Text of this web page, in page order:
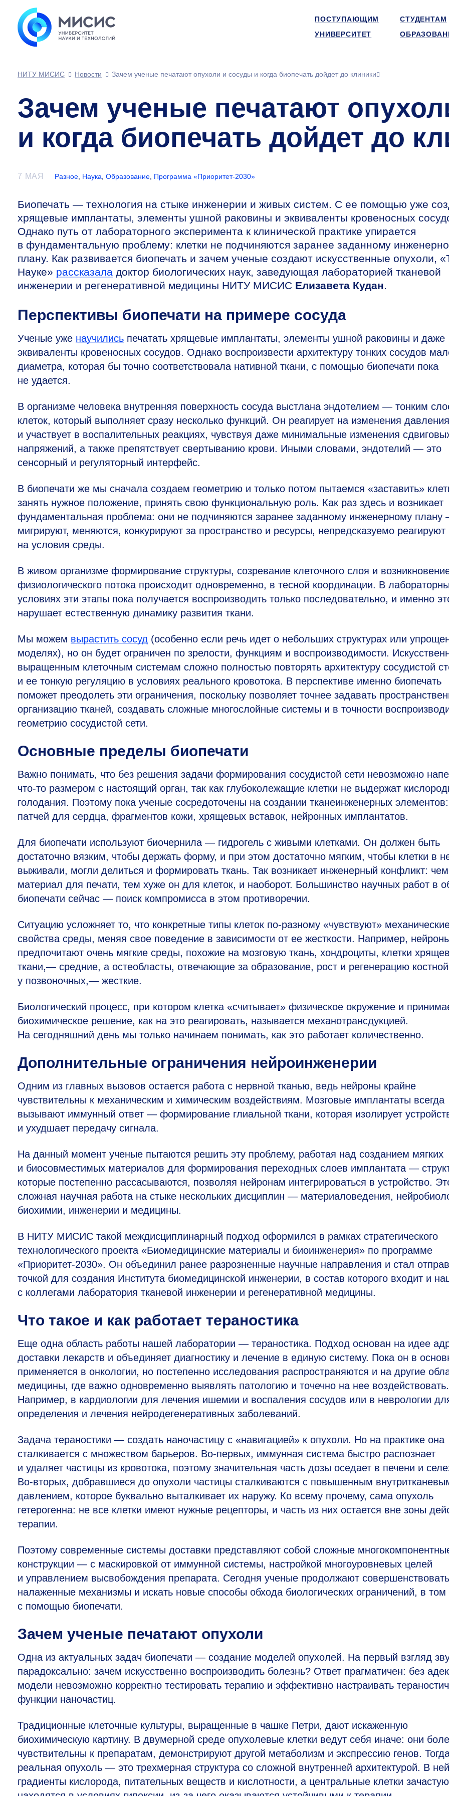
ПОСТУПАЮЩИМ СТУДЕНТАМ
УНИВЕРСИТЕТ
НИТУ МИСИС
Новости Зачем ученые печатают опухоли и сосуды и когда биопечать дойдет до клиники
Зачем ученые печатают
и когда биопечать дойдет до
7 МАЯ Разное, Наука Образование, Программа «Приоритет-2030»
Биопечать — технология на стыке инженерии и живых систем. С ее помощью уже
хрящевые имплантаты, элементы ушной раковины и эквиваленты кровеносных
Однако путь от лабораторного эксперимента к клинической практике упирается
в фундаментальную проблему: клетки не подчиняются заранее заданному
плану. Как развивается биопечать и зачем ученые создают искусственные опухоли,
Науке» рассказала доктор биологических наук, заведующая лабораторией тканевой
инженерии и регенеративной медицины НИТУ МИСИС Елизавета Кудан.
Перспективы биопечати на примере сосуда
Ученые уже научились печатать хрящевые имплантаты, элементы ушной раковины и даже
эквиваленты кровеносных сосудов. Однако воспроизвести архитектуру тонких сосудов
диаметра, которая бы точно соответствовала нативной ткани, с помощью биопечати пока
не удается.
В организме человека внутренняя поверхность сосуда выстлана эндотелием — тонким
клеток, который выполняет сразу несколько функций. Он реагирует на изменения давления
и участвует в воспалительных реакциях, чувствуя даже минимальные изменения
напряжений, а также препятствует свертыванию крови. Иными словами, эндотелий — это
сенсорный и регуляторный интерфейс.
В биопечати же мы сначала создаем геометрию и только потом пытаемся «заставить»
занять нужное положение, принять свою функциональную роль. Как раз здесь и возникает
фундаментальная проблема: они не подчиняются заранее заданному инженерному плану
мигрируют, меняются, конкурируют за пространство и ресурсы, непредсказуемо реагируют
на условия среды.
В живом организме формирование структуры, созревание клеточного слоя и
физиологического потока происходит одновременно, в тесной координации. В
условиях эти этапы пока получается воспроизводить только последовательно, и именно
нарушает естественную динамику развития ткани.
Мы можем вырастить сосуд (особенно если речь идет о небольших структурах или
моделях), но он будет ограничен по зрелости, функциям и воспроизводимости.
выращенным клеточным системам сложно полностью повторять архитектуру сосудистой
и ее тонкую регуляцию в условиях реального кровотока. В перспективе именно биопечать
поможет преодолеть эти ограничения, поскольку позволяет точнее задавать
организацию тканей, создавать сложные многослойные системы и в точности
геометрию сосудистой сети.
Основные пределы биопечати
Важно понимать, что без решения задачи формирования сосудистой сети невозможно
что-то размером с настоящий орган, так как глубоколежащие клетки не выдержат
голодания. Поэтому пока ученые сосредоточены на создании тканеинженерных элементов:
патчей для сердца, фрагментов кожи, хрящевых вставок, нейронных имплантатов.
Для биопечати используют биочернила — гидрогель с живыми клетками. Он должен быть
достаточно вязким, чтобы держать форму, и при этом достаточно мягким, чтобы клетки в
выживали, могли делиться и формировать ткань. Так возникает инженерный конфликт:
материал для печати, тем хуже он для клеток, и наоборот. Большинство научных работ в
биопечати сейчас — поиск компромисса в этом противоречии.
Ситуацию усложняет то, что конкретные типы клеток по-разному «чувствуют»
свойства среды, меняя свое поведение в зависимости от ее жесткости. Например,
предпочитают очень мягкие среды, похожие на мозговую ткань, хондроциты, клетки
ткани,— средние, а остеобласты, отвечающие за образование, рост и регенерацию костной
у позвоночных,— жесткие.
Биологический процесс, при котором клетка «считывает» физическое окружение и
биохимическое решение, как на это реагировать, называется механотрансдукцией.
На сегодняшний день мы только начинаем понимать, как это работает количественно.
Дополнительные ограничения нейроинженерии
Одним из главных вызовов остается работа с нервной тканью, ведь нейроны крайне
чувствительны к механическим и химическим воздействиям. Мозговые имплантаты всегда
вызывают иммунный ответ — формирование глиальной ткани, которая изолирует
и ухудшает передачу сигнала.
На данный момент ученые пытаются решить эту проблему, работая над созданием мягких
и биосовместимых материалов для формирования переходных слоев имплантата —
которые постепенно рассасываются, позволяя нейронам интегрироваться в устройство.
сложная научная работа на стыке нескольких дисциплин — материаловедения,
биохимии, инженерии и медицины.
В НИТУ МИСИС такой междисциплинарный подход оформился в рамках стратегического
технологического проекта «Биомедицинские материалы и биоинженерия» по программе
«Приоритет-2030». Он объединил ранее разрозненные научные направления и стал
точкой для создания Института биомедицинской инженерии, в состав которого входит и
с коллегами лаборатория тканевой инженерии и регенеративной медицины.
Что такое и как работает тераностика
Еще одна область работы нашей лаборатории — тераностика. Подход основан на идее
доставки лекарств и объединяет диагностику и лечение в единую систему. Пока он в
применяется в онкологии, но постепенно исследования распространяются и на другие
медицины, где важно одновременно выявлять патологию и точечно на нее воздействовать.
Например, в кардиологии для лечения ишемии и воспаления сосудов или в неврологии
определения и лечения нейродегенеративных заболеваний.
Задача тераностики — создать наночастицу с «навигацией» к опухоли. Но на практике она
сталкивается с множеством барьеров. Во-первых, иммунная система быстро распознает
и удаляет частицы из кровотока, поэтому значительная часть дозы оседает в печени и
Во-вторых, добравшиеся до опухоли частицы сталкиваются с повышенным
давлением, которое буквально выталкивает их наружу. Ко всему прочему, сама опухоль
гетерогенна: не все клетки имеют нужные рецепторы, и часть из них остается вне зоны
терапии.
Поэтому современные системы доставки представляют собой сложные
конструкции — с маскировкой от иммунной системы, настройкой многоуровневых целей
и управлением высвобождения препарата. Сегодня ученые продолжают совершенствовать
налаженные механизмы и искать новые способы обхода биологических ограничений, в том
с помощью биопечати.
Зачем ученые печатают опухоли
Одна из актуальных задач биопечати — создание моделей опухолей. На первый взгляд
парадоксально: зачем искусственно воспроизводить болезнь? Ответ прагматичен: без
модели невозможно корректно тестировать терапию и эффективно настраивать
функции наночастиц.
Традиционные клеточные культуры, выращенные в чашке Петри, дают искаженную
биохимическую картину. В двумерной среде опухолевые клетки ведут себя иначе: они
чувствительны к препаратам, демонстрируют другой метаболизм и экспрессию генов.
реальная опухоль — это трехмерная структура со сложной внутренней архитектурой. В
градиенты кислорода, питательных веществ и кислотности, а центральные клетки зачастую